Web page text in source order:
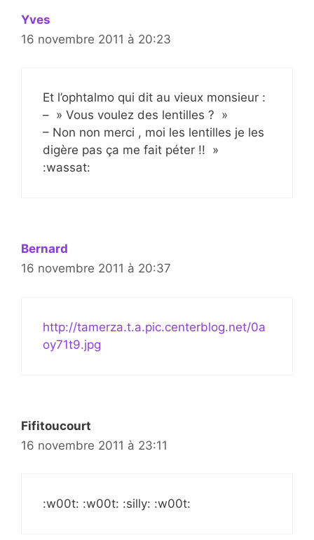
Yves
16 novembre 2011 à 20:23
Et l’ophtalmo qui dit au vieux monsieur :
– » Vous voulez des lentilles ? »
– Non non merci , moi les lentilles je les
digère pas ça me fait péter !! »
:wassat:
Bernard
16 novembre 2011 à 20:37
http://tamerza.t.a.pic.centerblog.net/0a
oy71t9.jpg
Fifitoucourt
16 novembre 2011 à 23:11
:w00t: :w00t: :silly: :w00t: